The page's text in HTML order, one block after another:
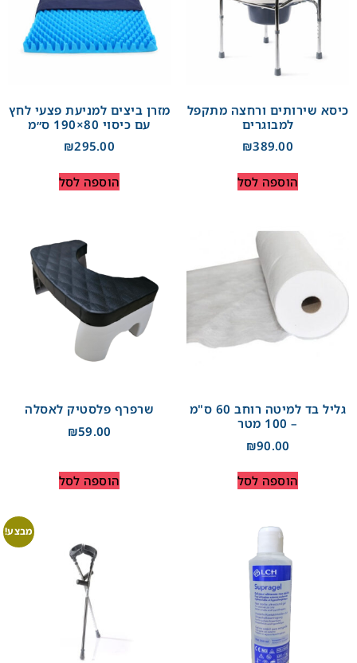
כיסא שירותים ורחצה מתקפל
למבוגרים
₪389.00
הוספה לסל
מזרן ביצים למניעת פצעי לחץ
עם כיסוי 80×190 ס״מ
₪295.00
הוספה לסל
גליל בד למיטה רוחב 60 ס"מ
– 100 מטר
₪90.00
הוספה לסל
שרפרף פלסטיק לאסלה
₪59.00
הוספה לסל
מבצע!